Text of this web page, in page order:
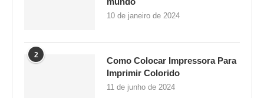
10 de janeiro de 2024
2
Como Colocar Impressora Para
Imprimir Colorido
11 de junho de 2024